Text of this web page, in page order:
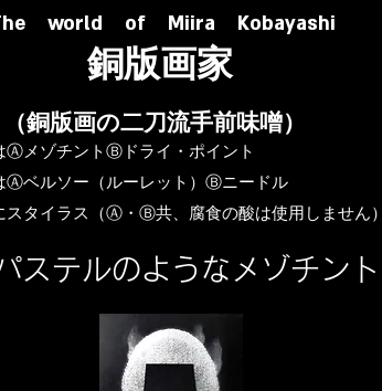
world of Miira Kobayashi
​銅版画家
​（銅版画の二刀流手前味噌）
ⒶメゾチントⒷドライ・ポイント
Ⓐベルソー（ルーレット）Ⓑニードル
スタイラス（Ⓐ・Ⓑ共、腐食の酸は使用しません）
ステルのようなメゾチント